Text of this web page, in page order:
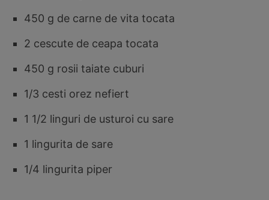
450 g de carne de vita tocata
2 cescute de ceapa tocata
450 g rosii taiate cuburi
1/3 cesti orez nefiert
1 1/2 linguri de usturoi cu sare
1 lingurita de sare
1/4 lingurita piper